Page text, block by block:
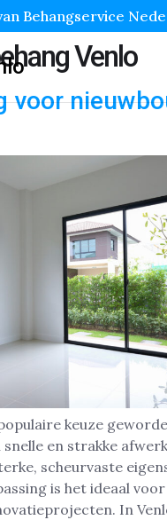
Behangservice
Venlo
voor
keuze
snelle en strakke
scheurvaste
is het ideaal
In